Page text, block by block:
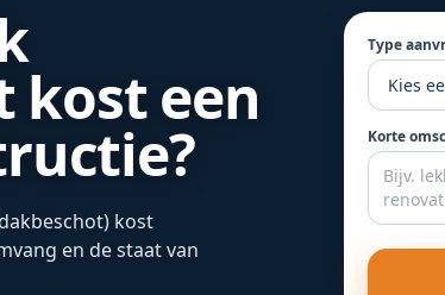
kost een
kost
en de staat van
Type
Korte